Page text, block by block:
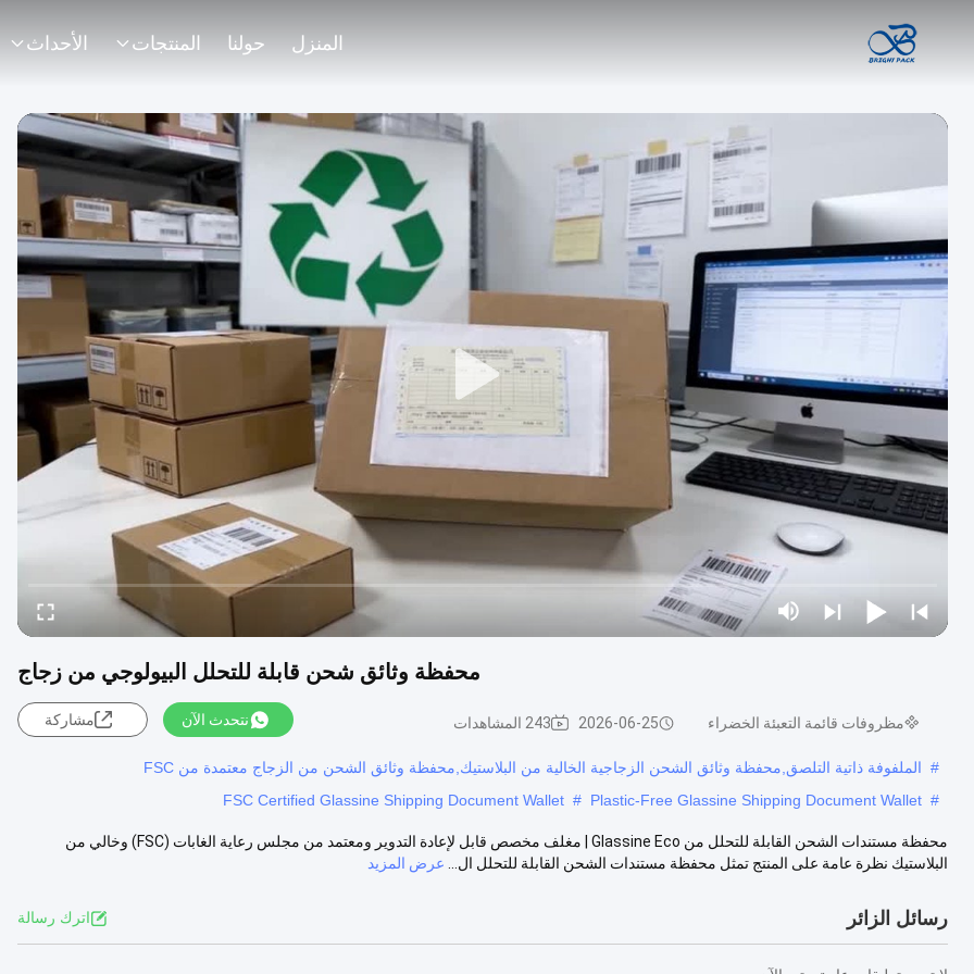
المنزل حولنا المنتجات الأحداث
محفظة وثائق شحن قابلة للتحلل البيولوجي من زجاج
مظروفات قائمة التعبئة الخضراء 2026-06-25 243 المشاهدات نتحدث الآن مشاركة
# الملفوفة ذاتية التلصق,محفظة وثائق الشحن الزجاجية الخالية من البلاستيك,محفظة وثائق الشحن من الزجاج معتمدة من FSC
#
Plastic-Free Glassine Shipping Document Wallet
#
FSC Certified Glassine Shipping Document Wallet
محفظة مستندات الشحن القابلة للتحلل من Glassine Eco | مغلف مخصص قابل لإعادة التدوير ومعتمد من مجلس رعاية الغابات (FSC) وخالي من
البلاستيك نظرة عامة على المنتج تمثل محفظة مستندات الشحن القابلة للتحلل ال...
عرض المزيد
رسائل الزائر اترك رسالة